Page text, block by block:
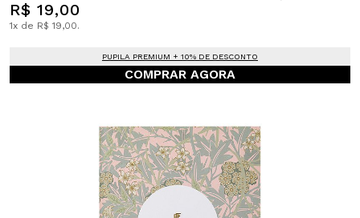
R$ 19,00
1x de R$ 19,00.
PUPILA PREMIUM + 10% DE DESCONTO
COMPRAR AGORA